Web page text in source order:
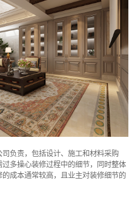
负责，包括设计、施工和材料采购
多操心装修过程中的细节，同时整体
成本通常较高，且业主对装修细节的